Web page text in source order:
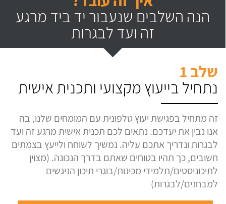
הנה השלבים שנעבור יד ביד מרגע
זה ועד לבגרות
שלב 1
נתחיל בייעוץ מקצועי ותכנית אישית
זה מתחיל בפגישת יעוץ טלפונית עם המומחים שלנו, בה
אנו נבין את יעדכם. נתאים לכם תכנית אישית מרגע זה ועד
לבגרות ונדריך אתכם עליה. נמשיך לשוחח ולייעץ בצמתים
חשובים, כך תהיו בטוחים שאתם בדרך הנכונה. (מצוין
לתיכוניסטים/תלמידי מכינות/בוגרי תיכון הניגשים
למבחנים/לבגרות)